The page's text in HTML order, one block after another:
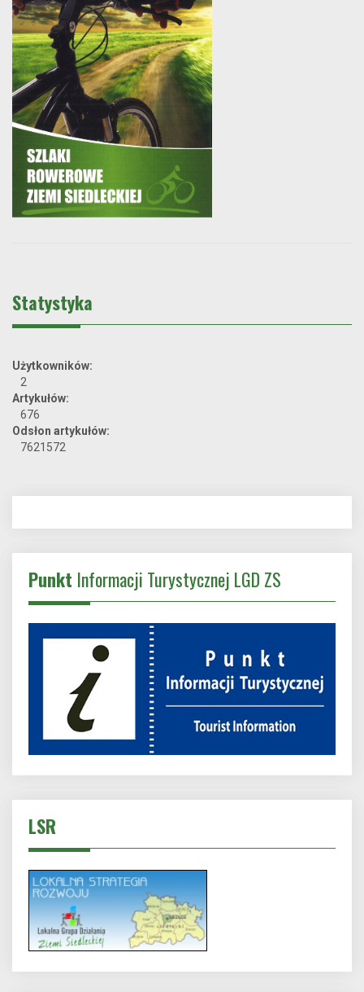
Statystyka
Użytkowników:
2
Artykułów:
676
Odsłon artykułów:
7621572
Punkt Informacji Turystycznej LGD ZS
LSR